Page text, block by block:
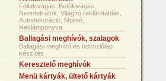
Fóliakivágás, Betűkivágás,
Neonfeliratok, Világító reklámtáblák,
Autodekoráció, Molinó,
Reklámponyva
Ballagási meghívók, szalagok
Ballagási meghívó és üdvözlőlap
készítés
Keresztelő meghívók
Menü kártyák, ültető kártyák